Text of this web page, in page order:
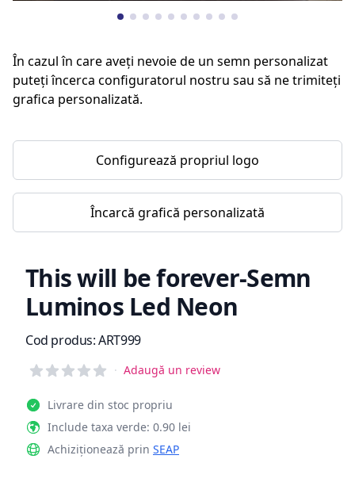
În cazul în care aveți nevoie de un semn personalizat
puteți încerca configuratorul nostru sau să ne trimiteți
grafica personalizată.
Configurează propriul logo
Încarcă grafică personalizată
This will be forever-Semn
Luminos Led Neon
Informații de produs
Cod produs:ART999
Reviews
· Adaugă un review
Livrare din stoc propriu
Include taxa verde: 0.90 lei
Achiziționează prin SEAP